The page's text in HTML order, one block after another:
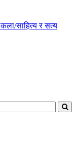
कला/साहित्य र सत्य